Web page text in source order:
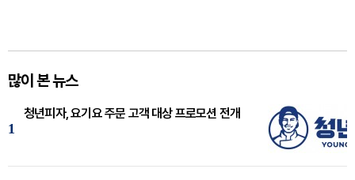
많이 본 뉴스
1
청년피자, 요기요 주문 고객 대상 프로모션 전개